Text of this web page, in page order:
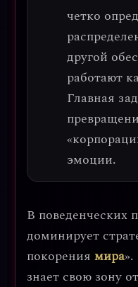
четко
другой
работают
Главная
эмоции.
В поведенческих
доминирует
покорения мира».
знает свою зону